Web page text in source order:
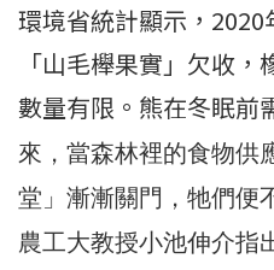
環境省統計顯示，
「山毛櫸果實」欠收
數量有限。熊在冬眠前
來， 當森林裡的食物供
堂」漸漸關門，牠們便
農工大教授小池伸介指